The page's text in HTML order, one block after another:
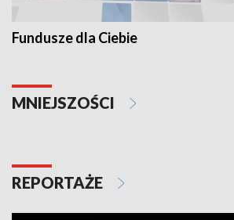
Fundusze dla Ciebie
MNIEJSZOŚCI
REPORTAŻE